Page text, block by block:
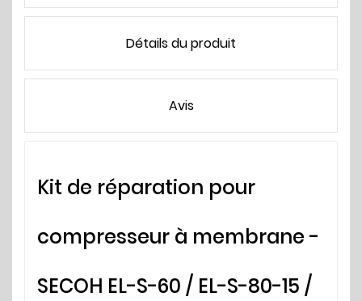
Détails du produit
Avis
Kit de réparation pour
compresseur à membrane -
SECOH EL-S-60 / EL-S-80-15 /